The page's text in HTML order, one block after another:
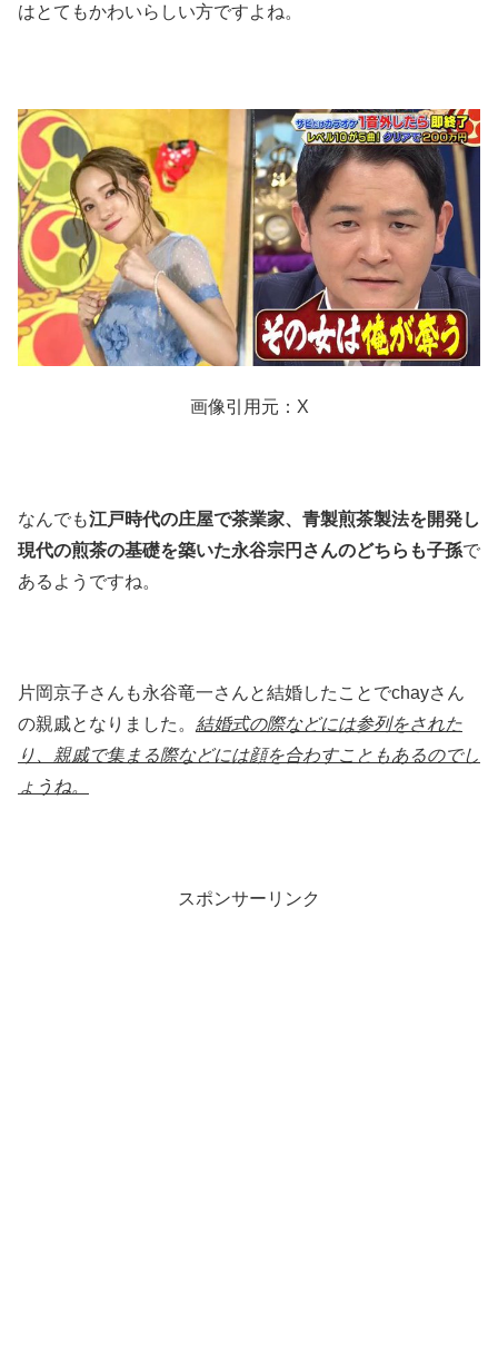
はとてもかわいらしい方ですよね。
画像引用元：X
なんでも江戸時代の庄屋で茶業家、青製煎茶製法を開発し
現代の煎茶の基礎を築いた永谷宗円さんのどちらも子孫で
あるようですね。
片岡京子さんも永谷竜一さんと結婚したことでchayさん
の親戚となりました。 結婚式の際などには参列をされた
り、親戚で集まる際などには顔を合わすこともあるのでし
ょうね。
スポンサーリンク